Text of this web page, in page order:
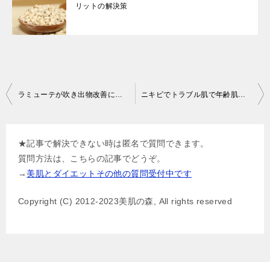
リットの解決策
投
ラミューテが吹き出物改善に良い理由 ニキビでトラブル肌で年齢肌の美容液選びで注意したいこと
★記事で解決できない時は匿名で質問できます。
質問方法は、こちらの記事でどうぞ。
→ 美肌とダイエットその他の質問受付中です
Copyright (C) 2012-2023美肌の森, All rights reserved